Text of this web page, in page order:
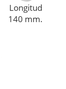
Longitud
140 mm.